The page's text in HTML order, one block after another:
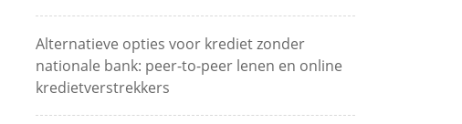
Alternatieve opties voor krediet zonder
nationale bank: peer-to-peer lenen en online
kredietverstrekkers